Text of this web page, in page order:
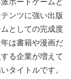
ボードゲームと
ンツに強い出版
としての完成度
は書籍や漫画だ
る企業が増えて
タイトルです。